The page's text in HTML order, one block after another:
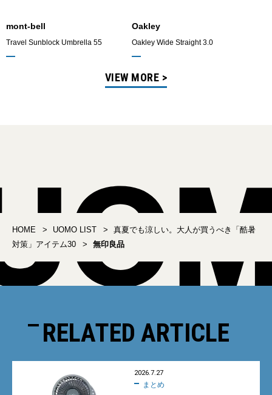
mont-bell
Travel Sunblock Umbrella 55
Oakley
Oakley Wide Straight 3.0
VIEW MORE >
HOME UOMO LIST
真夏でも涼しい。大人が買うべき「酷暑
対策」アイテム30
無印良品
RELATED ARTICLE
2026.7.27
まとめ